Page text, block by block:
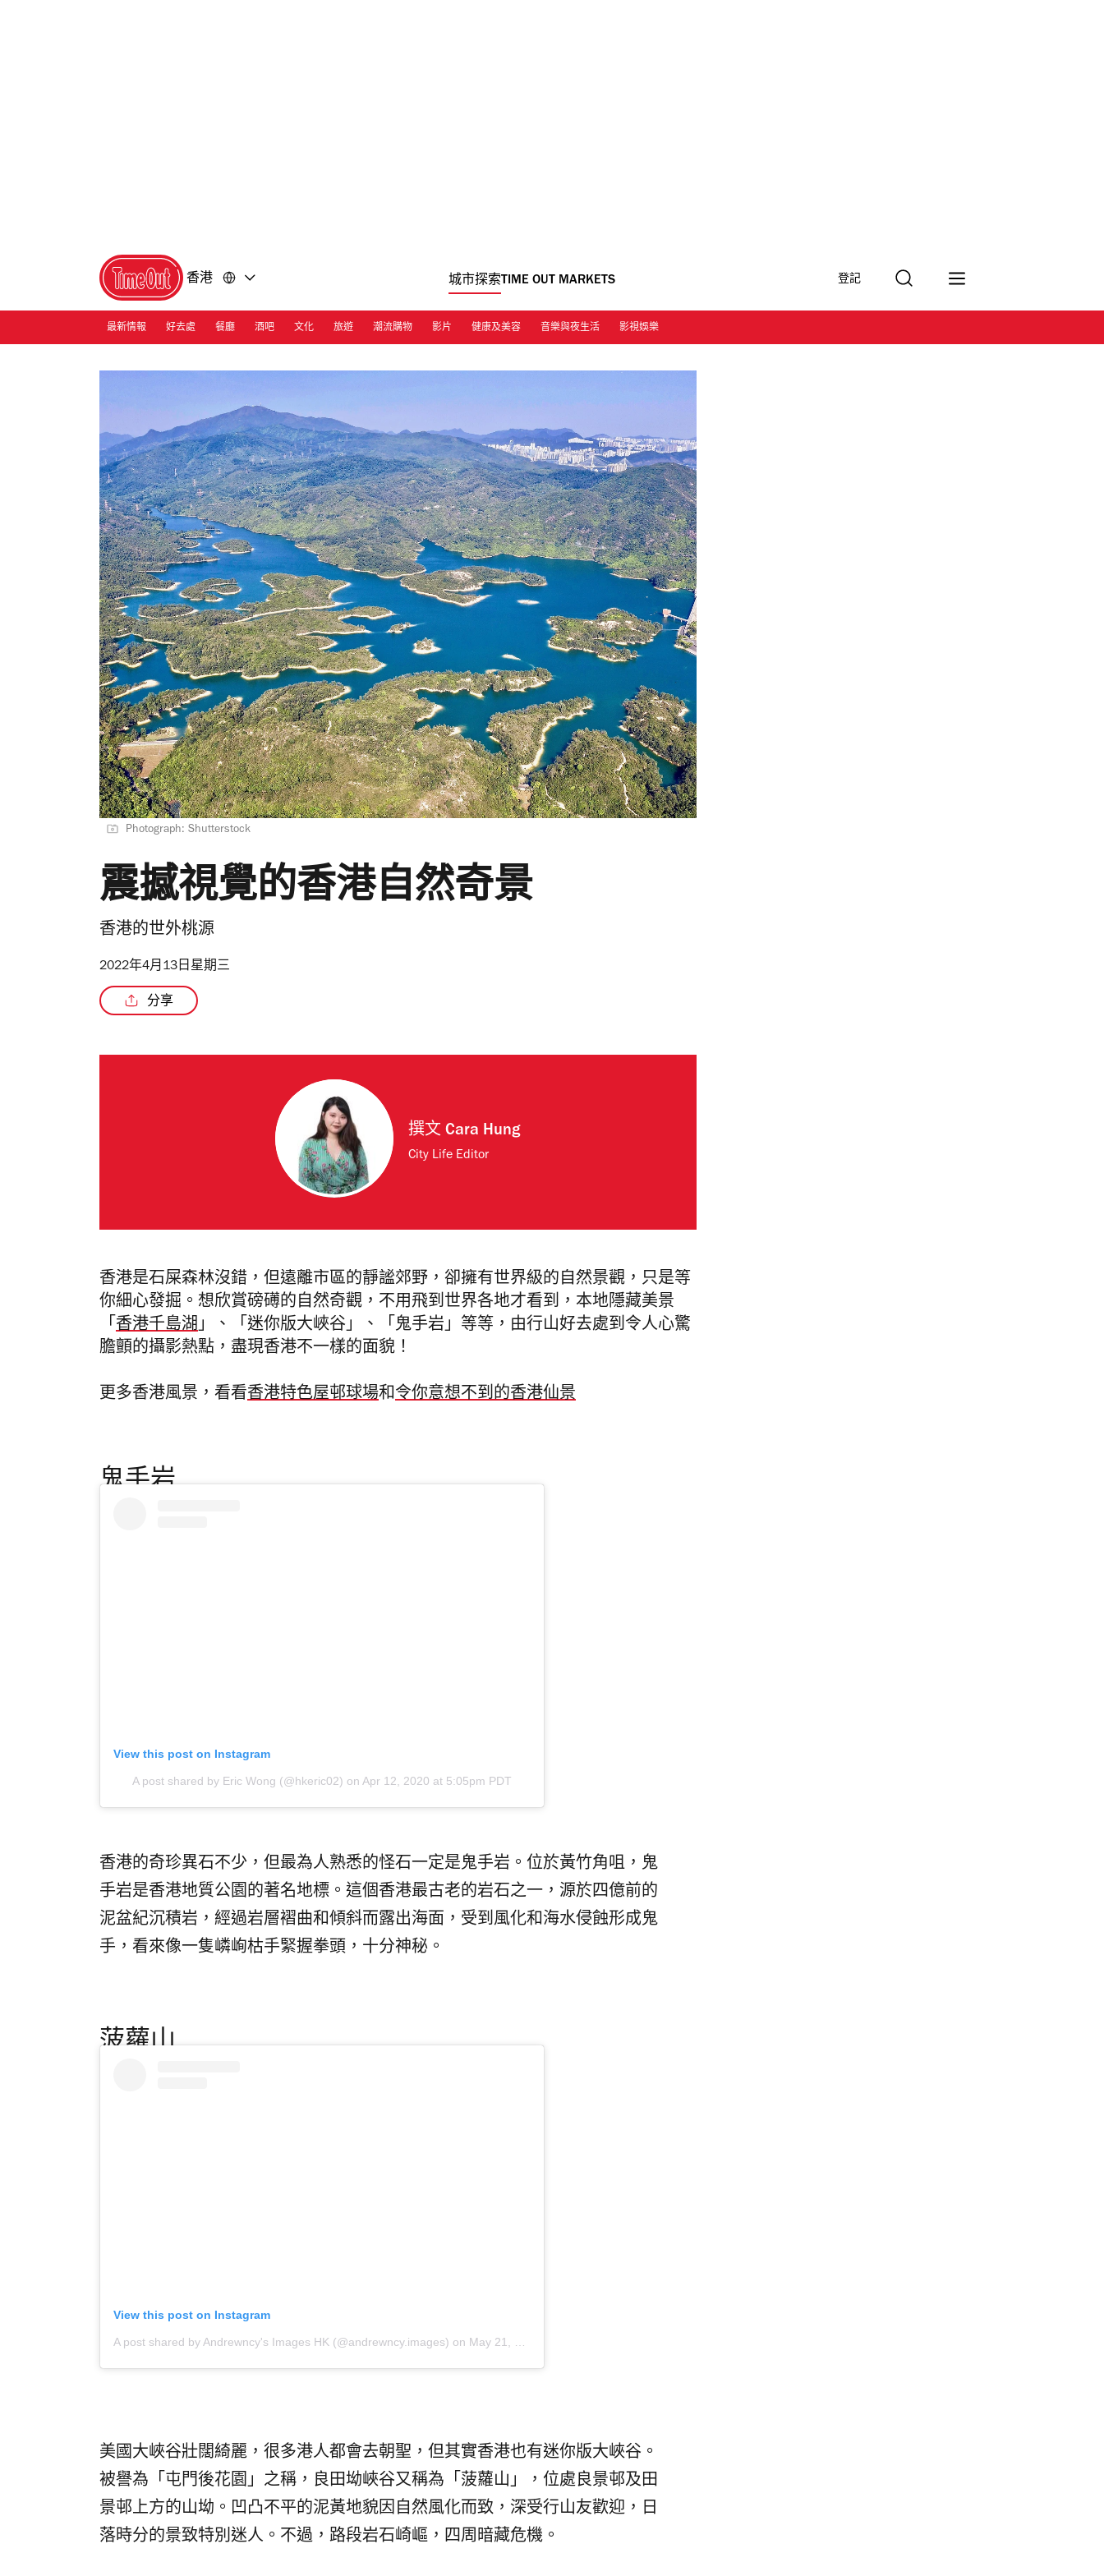
香港 城市探索TIME OUT MARKETS 登記
最新情報 好去處 餐廳 酒吧 文化 旅遊 潮流購物 影片 健康及美容 音樂與夜生活 影視娛樂
Photograph: Shutterstock
震撼視覺的香港自然奇景
香港的世外桃源
2022年4月13日星期三
分享
撰文Cara Hung
City Life Editor
香港是石屎森林沒錯，但遠離市區的靜謐郊野，卻擁有世界級的自然景觀，只是等
你細心發掘。想欣賞磅礡的自然奇觀，不用飛到世界各地才看到，本地隱藏美景
「 香港千島湖」、「迷你版大峽谷」、「鬼手岩」等等，由行山好去處到令人心驚
膽顫的攝影熱點，盡現香港不一樣的面貌！
更多香港風景，看看香港特色屋邨球場和令你意想不到的香港仙景
鬼手岩
View this post on Instagram
A post shared by Eric Wong (@hkeric02) on Apr 12, 2020 at 5:05pm PDT
香港的奇珍異石不少，但最為人熟悉的怪石一定是鬼手岩。位於黃竹角咀，鬼
手岩是香港地質公園的著名地標。這個香港最古老的岩石之一，源於四億前的
泥盆紀沉積岩，經過岩層褶曲和傾斜而露出海面，受到風化和海水侵蝕形成鬼
手，看來像一隻嶙峋枯手緊握拳頭，十分神秘。
菠蘿山
View this post on Instagram
A post shared by Andrewncy's Images HK (@andrewncy.images) on May 21, 2019 at 7:43am PDT
美國大峽谷壯闊綺麗，很多港人都會去朝聖，但其實香港也有迷你版大峽谷。
被譽為「屯門後花園」之稱，良田坳峽谷又稱為「菠蘿山」，位處良景邨及田
景邨上方的山坳。凹凸不平的泥黃地貌因自然風化而致，深受行山友歡迎，日
落時分的景致特別迷人。不過，路段岩石崎嶇，四周暗藏危機。